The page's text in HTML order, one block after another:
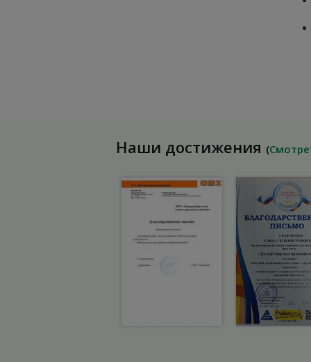
Наши достижения (